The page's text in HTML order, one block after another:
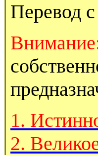
Перевод
1.
2.